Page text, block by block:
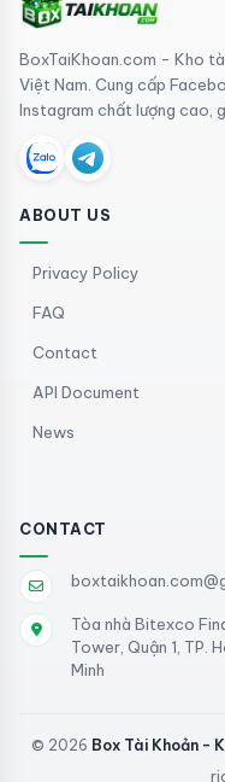
BoxTaiKhoan.com - Kho
Việt Nam. Cung cấp
Instagram chất lượng cao,
ABOUT US
Privacy Policy
FAQ
Contact
API Document
News
CONTACT
Tòa nhà Bitexco
Tower, Quận 1, TP.
Minh
© 2026 Box Tài Khoản -